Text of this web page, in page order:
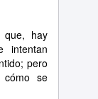
que, hay
intentan
pero
se